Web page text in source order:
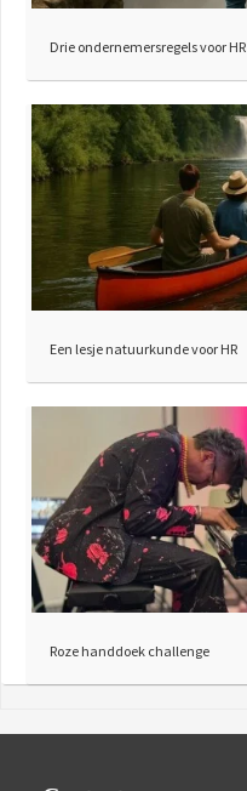
Drie ondernemersregels voor HR
Een lesje natuurkunde voor HR
Roze handdoek challenge